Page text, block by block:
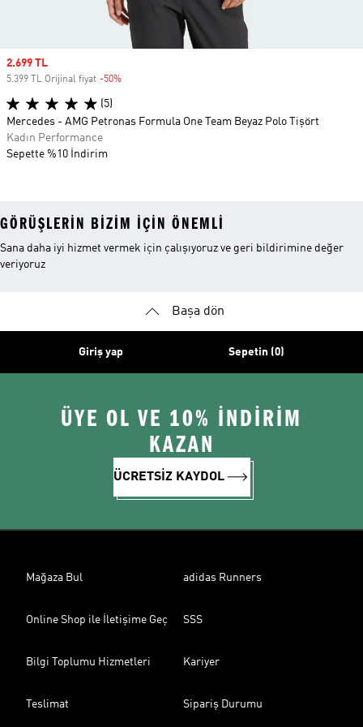
Sale price
2.699 TL
5.399 TL Orijinal fiyat -50%
(5)
Mercedes - AMG Petronas Formula One Team Beyaz Polo Tişört
Kadın Performance
Sepette %10 İndirim
GÖRÜŞLERIN BIZIM IÇIN ÖNEMLI
Sana daha iyi hizmet vermek için çalışıyoruz ve geri bildirimine değer
veriyoruz
Başa dön
Giriş yap Sepetin (0)
ÜYE OL VE 10% İNDİRİM
KAZAN
ÜCRETSİZ KAYDOL
Mağaza Bul adidas Runners
Online Shop ile İletişime Geç SSS
Bilgi Toplumu Hizmetleri Kariyer
Teslimat Sipariş Durumu